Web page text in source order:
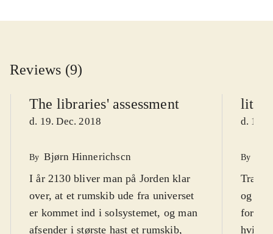
Reviews (9)
The libraries' assessment
d. 19. Dec. 2018
By Bjørn Hinnerichscn
I år 2130 bliver man på Jorden klar
over, at et rumskib ude fra universet
er kommet ind i solsystemet, og man
afsender i største hast et rumskib,
d. 18.
By
Træd
og
for at
hvis